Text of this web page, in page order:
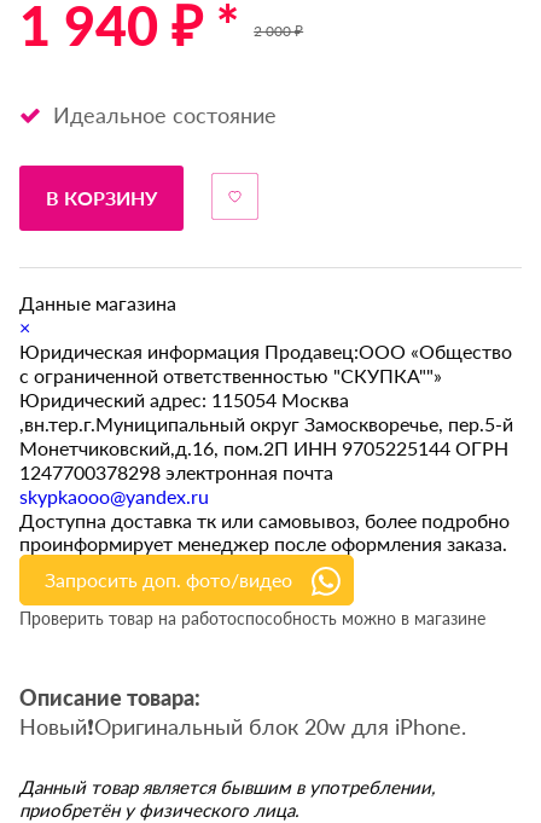
1 940 ₽ * 2 000 ₽
Идеальное состояние
В КОРЗИНУ
Данные магазина
×
Юридическая информация Продавец:ООО «Общество
с ограниченной ответственностью "СКУПКА""»
Юридический адрес: 115054 Москва
,вн.тер.г.Муниципальный округ Замоскворечье, пер.5-й
Монетчиковский,д.16, пом.2П ИНН 9705225144 ОГРН
1247700378298 электронная почта
skypkaooo@yandex.ru
Доступна доставка тк или самовывоз, более подробно
проинформирует менеджер после оформления заказа.
Запросить доп. фото/видео
Проверить товар на работоспособность можно в магазине
Описание товара:
Новый❗️Оригинальный блок 20w для iPhone.
Данный товар является бывшим в употреблении,
приобретён у физического лица.